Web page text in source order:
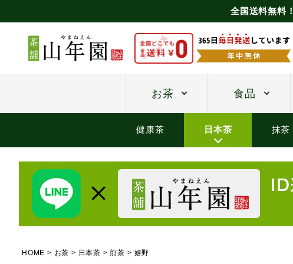
全国送料無料
お茶 食品
健康茶 日本茶 抹茶
HOME お茶 日本茶 煎茶 嬉野